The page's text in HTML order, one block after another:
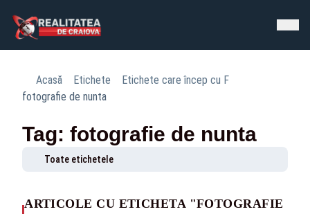
Acasă Etichete
Etichete care încep cu F
fotografie de nunta
Tag: fotografie de nunta
Toate etichetele
ARTICOLE CU ETICHETA "FOTOGRAFIE